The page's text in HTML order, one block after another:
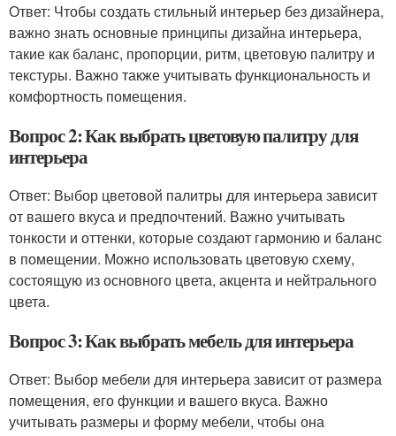
Ответ: Чтобы создать стильный интерьер без дизайнера,
важно знать основные принципы дизайна интерьера,
такие как баланс, пропорции, ритм, цветовую палитру и
текстуры. Важно также учитывать функциональность и
комфортность помещения.
Вопрос 2: Как выбрать цветовую палитру для
интерьера
Ответ: Выбор цветовой палитры для интерьера зависит
от вашего вкуса и предпочтений. Важно учитывать
тонкости и оттенки, которые создают гармонию и баланс
в помещении. Можно использовать цветовую схему,
состоящую из основного цвета, акцента и нейтрального
цвета.
Вопрос 3: Как выбрать мебель для интерьера
Ответ: Выбор мебели для интерьера зависит от размера
помещения, его функции и вашего вкуса. Важно
учитывать размеры и форму мебели, чтобы она